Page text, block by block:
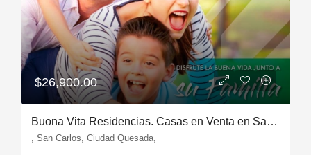
$26,900.00
Buona Vita Residencias. Casas en Venta en San Carlos
, San Carlos, Ciudad Quesada,